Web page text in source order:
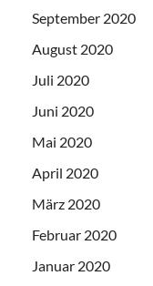
September 2020
August 2020
Juli 2020
Juni 2020
Mai 2020
April 2020
März 2020
Februar 2020
Januar 2020